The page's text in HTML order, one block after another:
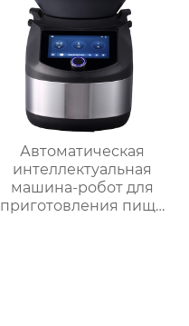
Автоматическая
интеллектуальная
машина-робот для
приготовления пищи